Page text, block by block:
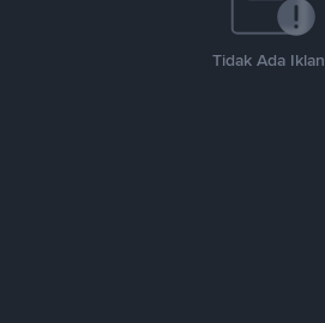
Tidak Ada Iklan